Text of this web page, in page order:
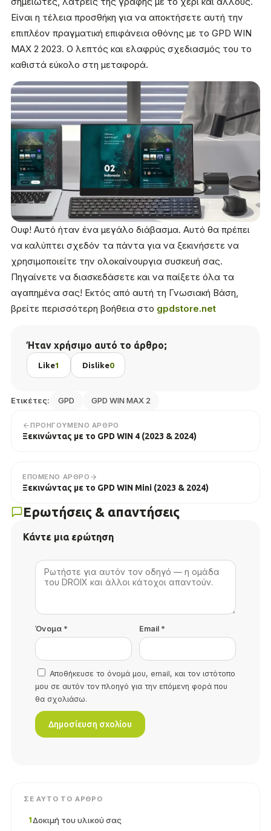
Είναι η τέλεια προσθήκη για να αποκτήσετε αυτή την
επιπλέον πραγματική επιφάνεια οθόνης με το GPD WIN
MAX 2 2023. Ο λεπτός και ελαφρύς σχεδιασμός του το
καθιστά εύκολο στη μεταφορά.
Ουφ! Αυτό ήταν ένα μεγάλο διάβασμα. Αυτό θα πρέπει
να καλύπτει σχεδόν τα πάντα για να ξεκινήσετε να
χρησιμοποιείτε την ολοκαίνουργια συσκευή σας.
Πηγαίνετε να διασκεδάσετε και να παίξετε όλα τα
αγαπημένα σας! Εκτός από αυτή τη Γνωσιακή Βάση,
βρείτε περισσότερη βοήθεια στο gpdstore.net
Ήταν χρήσιμο αυτό το άρθρο;
Like1 Dislike0
Ετικέτες: GPD GPD WIN MAX 2
ΠΡΟΗΓΟΎΜΕΝΟ ΆΡΘΡΟ
Ξεκινώντας με το GPD WIN 4 (2023 & 2024)
ΕΠΌΜΕΝΟ ΆΡΘΡΟ
Ξεκινώντας με το GPD WIN Mini (2023 & 2024)
Ερωτήσεις & απαντήσεις
Κάντε μια ερώτηση
Όνομα * Email *
Αποθήκευσε το όνομά μου, email, και τον ιστότοπο
μου σε αυτόν τον πλοηγό για την επόμενη φορά που
θα σχολιάσω.
ΣΕ ΑΥΤΌ ΤΟ ΆΡΘΡΟ
1 Δοκιμή του υλικού σας